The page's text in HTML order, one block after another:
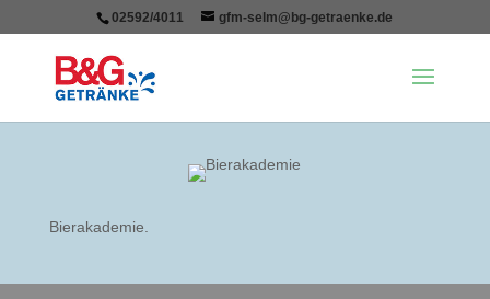
02592/4011 gfm-selm@bg-getraenke.de
Bierakademie.